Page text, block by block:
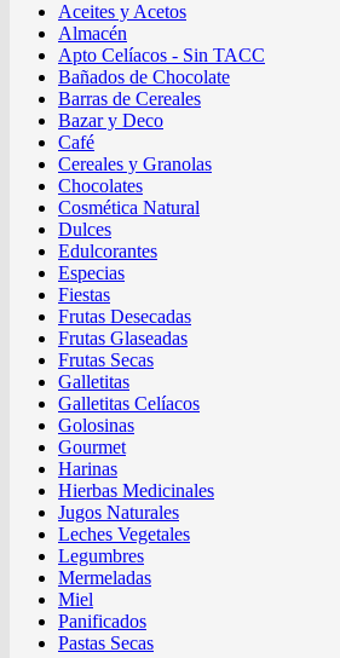
Aceites y Acetos
Almacén
Apto Celíacos - Sin TACC
Bañados de Chocolate
Barras de Cereales
Bazar y Deco
Café
Cereales y Granolas
Chocolates
Cosmética Natural
Dulces
Edulcorantes
Especias
Fiestas
Frutas Desecadas
Frutas Glaseadas
Frutas Secas
Galletitas
Galletitas Celíacos
Golosinas
Gourmet
Harinas
Hierbas Medicinales
Jugos Naturales
Leches Vegetales
Legumbres
Mermeladas
Miel
Panificados
Pastas Secas